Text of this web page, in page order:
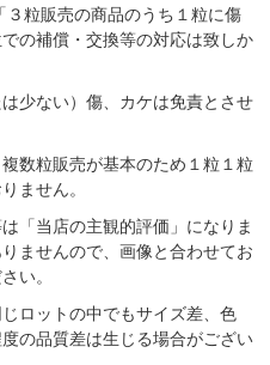
粒販売の商品のうち１粒に傷
の補償・交換等の対応は致しか
少ない）傷、カケは免責とさせ
数粒販売が基本のため１粒１粒
ません。
「当店の主観的評価」になりま
ませんので、画像と合わせてお
い。
ロットの中でもサイズ差、色
の品質差は生じる場合がござい